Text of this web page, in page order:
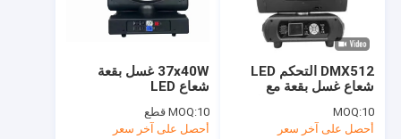
37x40W غسل بقعة
شعاع LED
MOQ:10 قطع
أحصل على آخر سعر
DMX512 التحكم LED
شعاع غسل بقعة مع
RGBW 4 في 1 LEDs
MOQ:10
أحصل على آخر سعر